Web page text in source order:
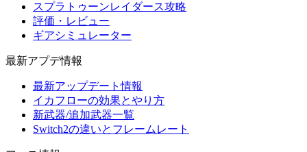
スプラトゥーンレイダース攻略
評価・レビュー
ギアシミュレーター
最新アプデ情報
最新アップデート情報
イカフローの効果とやり方
新武器/追加武器一覧
Switch2の違いとフレームレート